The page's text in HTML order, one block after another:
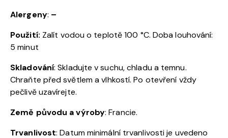
Alergeny: –
Použití: Zalít vodou o teplotě 100 °C. Doba louhování:
5 minut
Skladování: Skladujte v suchu, chladu a temnu.
Chraňte před světlem a vlhkostí. Po otevření vždy
pečlivě uzavírejte.
Země původu a výroby: Francie.
Trvanlivost: Datum minimální trvanlivosti je uvedeno